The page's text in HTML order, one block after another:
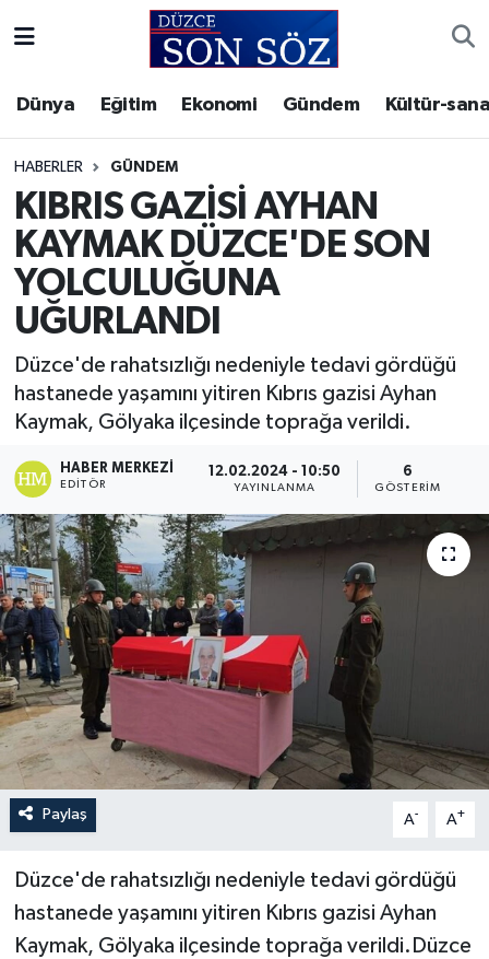
Dünya Eğitim Ekonomi Gündem Kültür-
HABERLER GÜNDEM
KIBRIS GAZİSİ AYHAN
KAYMAK DÜZCE'DE SON
YOLCULUĞUNA
UĞURLANDI
Düzce'de rahatsızlığı nedeniyle tedavi gördüğü
hastanede yaşamını yitiren Kıbrıs gazisi Ayhan
Kaymak, Gölyaka ilçesinde toprağa verildi.
HABER MERKEZI
EDITÖR
12.02.2024 - 10:50
YAYINLANMA
6
GÖSTERIM
Paylaş A- A+
Düzce'de rahatsızlığı nedeniyle tedavi gördüğü
hastanede yaşamını yitiren Kıbrıs gazisi Ayhan
Kaymak, Gölyaka ilçesinde toprağa verildi.Düzce
Gizlilik Sözleşmesi
İletişim
Künye
Video Galeri
Akçakoca Hava Durumu
Akçakoca Trafik Yoğunluk Haritası
Süper Lig Puan Durumu ve Fikstür
Tüm Manşetler
Son Dakika Haberleri
Haber Arşivi